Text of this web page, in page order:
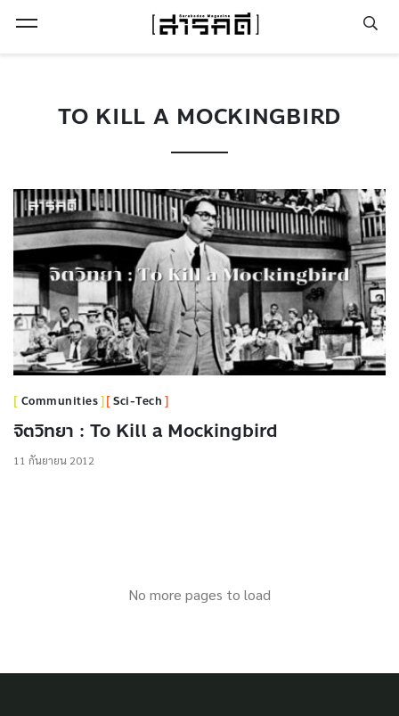
TO KILL A MOCKINGBIRD
Communities Sci-Tech
จิตวิทยา : To Kill a Mockingbird
11 กันยายน 2012
No more pages to load